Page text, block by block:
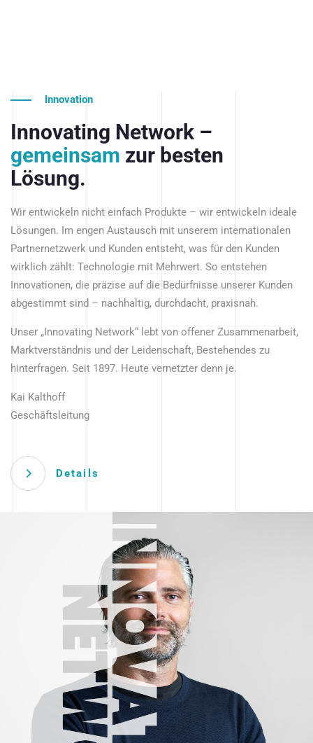
Innovation
Innovating Network –
gemeinsam zur besten
Lösung.
Wir entwickeln nicht einfach Produkte – wir entwickeln ideale
Lösungen. Im engen Austausch mit unserem internationalen
Partnernetzwerk und Kunden entsteht, was für den Kunden
wirklich zählt: Technologie mit Mehrwert. So entstehen
Innovationen, die präzise auf die Bedürfnisse unserer Kunden
abgestimmt sind – nachhaltig, durchdacht, praxisnah.
Unser „Innovating Network“ lebt von offener Zusammenarbeit,
Marktverständnis und der Leidenschaft, Bestehendes zu
hinterfragen. Seit 1897. Heute vernetzter denn je.
Kai Kalthoff
Geschäftsleitung
Details